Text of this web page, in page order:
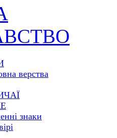
верства
знаки